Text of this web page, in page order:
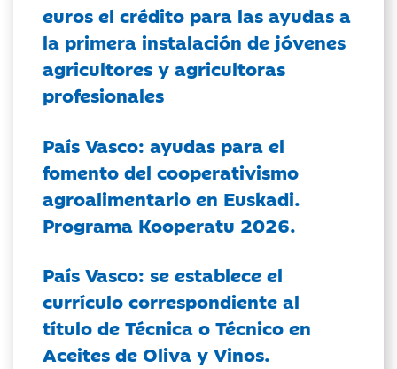
euros el crédito para las ayudas a
la primera instalación de jóvenes
agricultores y agricultoras
profesionales
País Vasco: ayudas para el
fomento del cooperativismo
agroalimentario en Euskadi.
Programa Kooperatu 2026.
País Vasco: se establece el
currículo correspondiente al
título de Técnica o Técnico en
Aceites de Oliva y Vinos.